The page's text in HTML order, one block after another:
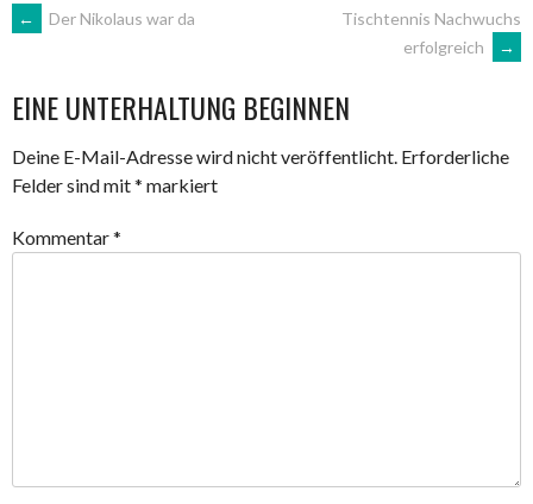
ARTIKEL-
NAVIGATION
← Der Nikolaus war da
Tischtennis Nachwuchs
erfolgreich
→
EINE UNTERHALTUNG BEGINNEN
Deine E-Mail-Adresse wird nicht veröffentlicht. Erforderliche
Felder sind mit* markiert
Kommentar*